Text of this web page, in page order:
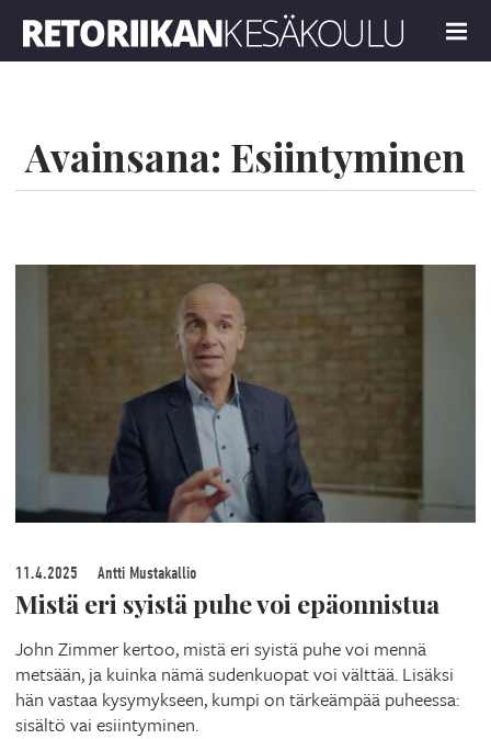
MENU
Avainsana: Esiintyminen
11.4.2025 Antti Mustakallio
Mistä eri syistä puhe voi epäonnistua
John Zimmer kertoo, mistä eri syistä puhe voi mennä
metsään, ja kuinka nämä sudenkuopat voi välttää. Lisäksi
hän vastaa kysymykseen, kumpi on tärkeämpää puheessa:
sisältö vai esiintyminen.